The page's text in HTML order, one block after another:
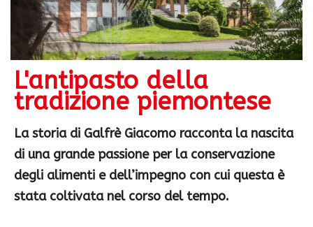
L'antipasto della
tradizione piemontese
La storia di Galfrè Giacomo racconta la nascita
di una grande passione per la conservazione
degli alimenti e dell’impegno con cui questa è
stata coltivata nel corso del tempo.